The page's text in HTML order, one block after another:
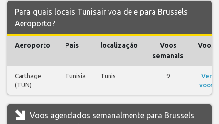
Para quais locais Tunisair voa de e para Brussels
Aeroporto?
Aeroporto País localização
Voos
semanais
Voos
Carthage
(TUN)
Tunisia Tunis 9
Ver
voos
Voos agendados semanalmente para Brussels